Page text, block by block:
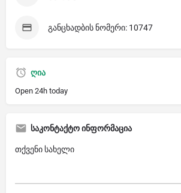
განცხადბის ნომერი: 10747
ღია
Open 24h today
საკონტაქტო ინფორმაცია
თქვენი სახელი